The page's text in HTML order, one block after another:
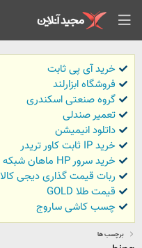
خرید آی پی ثابت
فروشگاه ابزارلند
گروه صنعتی اسکندری
تعمیر صندلی
داتلود انیمیشن
خرید IP ثابت کاور تریدر
خرید سرور HP ماهان شبکه
ربات قیمت گذاری دیجی کالا
قیمت طلا GOLD
چسب کاشی ساروج
برچسب ها